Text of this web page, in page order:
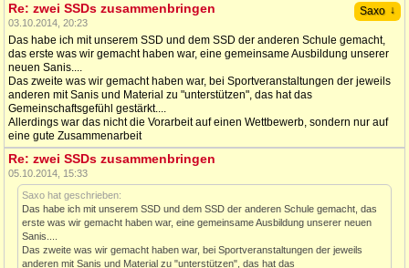
Saxo ↓
Re: zwei SSDs zusammenbringen
03.10.2014, 20:23
Das habe ich mit unserem SSD und dem SSD der anderen Schule gemacht,
das erste was wir gemacht haben war, eine gemeinsame Ausbildung unserer
neuen Sanis....
Das zweite was wir gemacht haben war, bei Sportveranstaltungen der jeweils
anderen mit Sanis und Material zu "unterstützen", das hat das
Gemeinschaftsgefühl gestärkt....
Allerdings war das nicht die Vorarbeit auf einen Wettbewerb, sondern nur auf
eine gute Zusammenarbeit
Re: zwei SSDs zusammenbringen
05.10.2014, 15:33
Saxo hat geschrieben:
Das habe ich mit unserem SSD und dem SSD der anderen Schule gemacht, das
erste was wir gemacht haben war, eine gemeinsame Ausbildung unserer neuen
Sanis....
Das zweite was wir gemacht haben war, bei Sportveranstaltungen der jeweils
anderen mit Sanis und Material zu "unterstützen", das hat das